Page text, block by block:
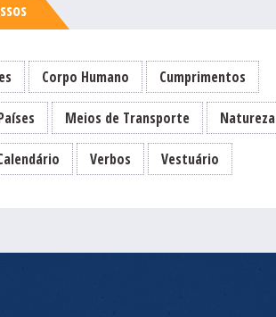
Corpo Humano Cumprimentos
Meios de Transporte Natureza
Verbos Vestuário